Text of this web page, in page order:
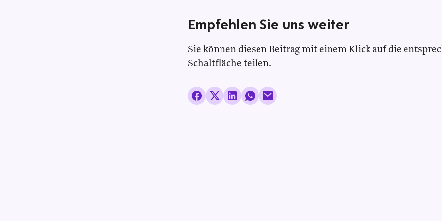
Empfehlen Sie uns weiter
Sie können diesen Beitrag mit einem Klick auf die
Schaltfläche teilen.